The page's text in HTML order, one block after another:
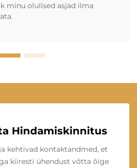
minu olulised asjad ilma
Hindamiskinnitus
kehtivad kontaktandmed, et
kiiresti ühendust võtta õige